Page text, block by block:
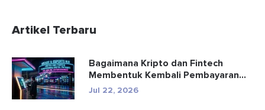
Artikel Terbaru
Bagaimana Kripto dan Fintech
Membentuk Kembali Pembayaran
dan Hibu...
Jul 22, 2026